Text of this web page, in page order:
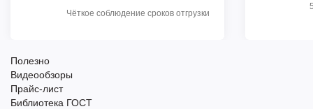
Чёткое соблюдение сроков отгрузки
Полезно
Видеообзоры
Прайс-лист
Библиотека ГОСТ